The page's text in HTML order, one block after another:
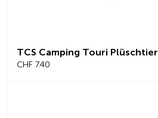
TCS Camping Touri Plüschtier
CHF 7.40